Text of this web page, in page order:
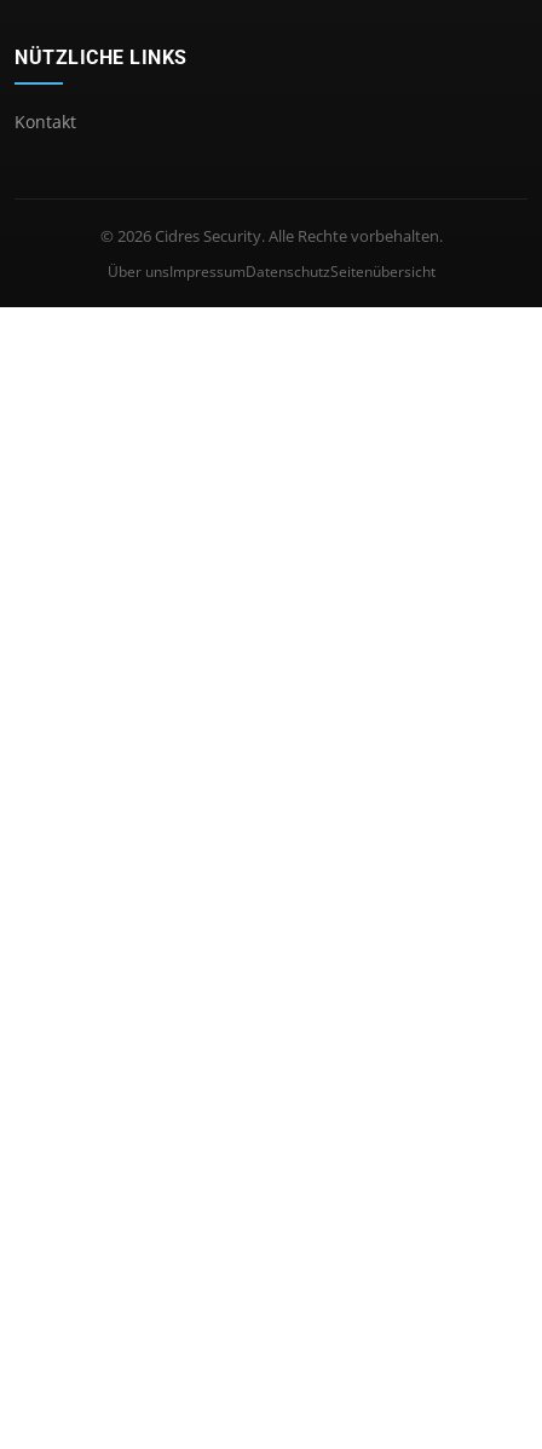
NÜTZLICHE LINKS
Kontakt
© 2026 Cidres Security. Alle Rechte vorbehalten.
Über unsImpressumDatenschutzSeitenübersicht